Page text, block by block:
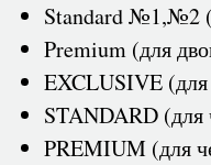
Standard №1,№2
Premium (для
EXCLUSIVE
STANDARD (для
PREMIUM (для